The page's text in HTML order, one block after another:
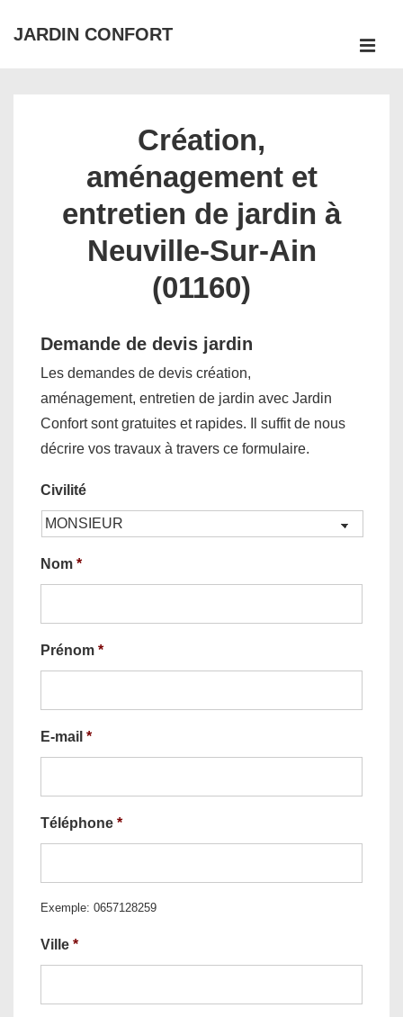
passer
JARDIN CONFORT
Création,
aménagement et
entretien de jardin à
Neuville-Sur-Ain
(01160)
Demande de devis jardin
Les demandes de devis création,
aménagement, entretien de jardin avec Jardin
Confort sont gratuites et rapides. Il suffit de nous
décrire vos travaux à travers ce formulaire.
Civilité
Nom *
Prénom *
E-mail *
Téléphone *
Exemple: 0657128259
Ville *